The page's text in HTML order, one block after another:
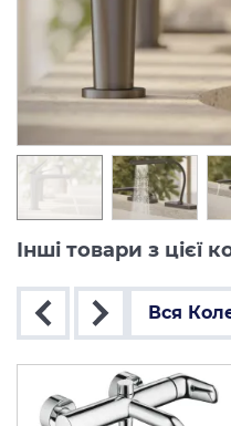
Інші товари з цієї
Вся